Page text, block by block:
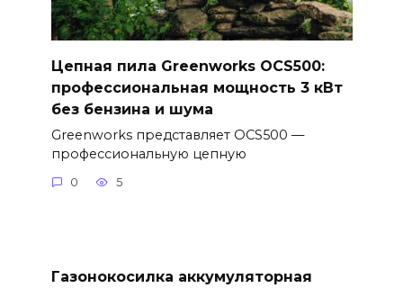
Цепная пила Greenworks OCS500:
профессиональная мощность 3 кВт
без бензина и шума
Greenworks представляет OCS500 —
профессиональную цепную
0 5
Газонокосилка аккумуляторная